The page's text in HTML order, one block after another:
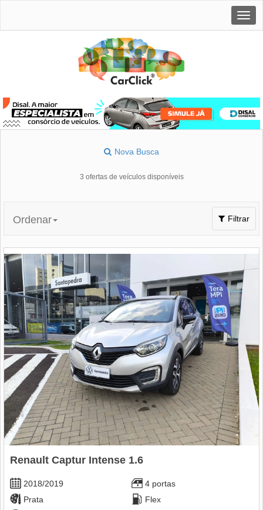
Nova Busca
3 ofertas de veículos disponíveis
Toggle
navigation
Filtrar
Ordenar
Renault Captur Intense 1.6
2018/2019
4 portas
Prata
Flex